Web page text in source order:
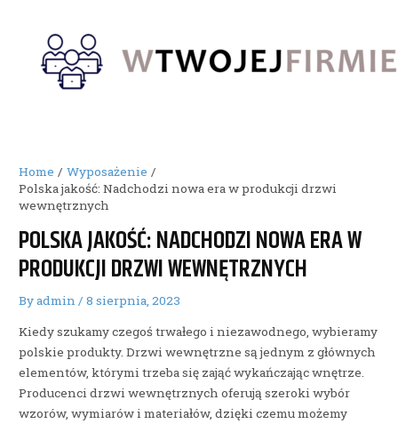
content
Home
Wyposażenie
Polska jakość: Nadchodzi nowa era w produkcji drzwi
wewnętrznych
POLSKA JAKOŚĆ: NADCHODZI NOWA ERA W
PRODUKCJI DRZWI WEWNĘTRZNYCH
Byadmin/8 sierpnia, 2023
Kiedy szukamy czegoś trwałego i niezawodnego, wybieramy
polskie produkty. Drzwi wewnętrzne są jednym z głównych
elementów, którymi trzeba się zająć wykańczając wnętrze.
Producenci drzwi wewnętrznych oferują szeroki wybór
wzorów, wymiarów i materiałów, dzięki czemu możemy